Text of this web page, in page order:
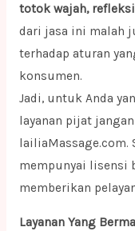
totok wajah,
dari jasa ini malah
terhadap aturan
konsumen.
Jadi, untuk Anda
layanan pijat
lailiaMassage.com.
mempunyai lisensi
memberikan
Layanan Yang